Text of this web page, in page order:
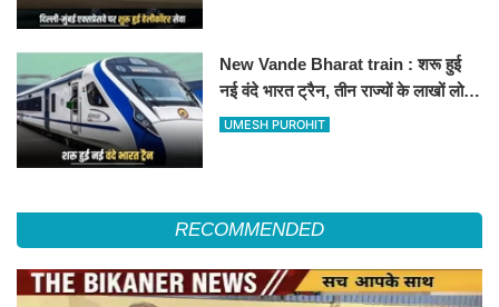
New Vande Bharat train : शरू हुई
नई वंदे भारत ट्रैन, तीन राज्यों के लाखों लोगों
का सफर होगा आसान, देखें पूरा रूटमैप
UMESH PUROHIT
RECOMMENDED